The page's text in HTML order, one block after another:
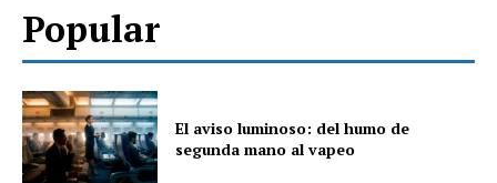
Popular
El aviso luminoso: del humo de
segunda mano al vapeo